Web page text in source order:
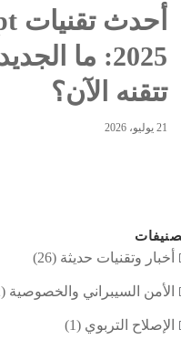
2025: ما
تتقنه الآن؟
21 يوليو، 2026
أخبار وتقنيات حديثة
الأمن السيبراني والخصوصية
الإصلاح التربوي